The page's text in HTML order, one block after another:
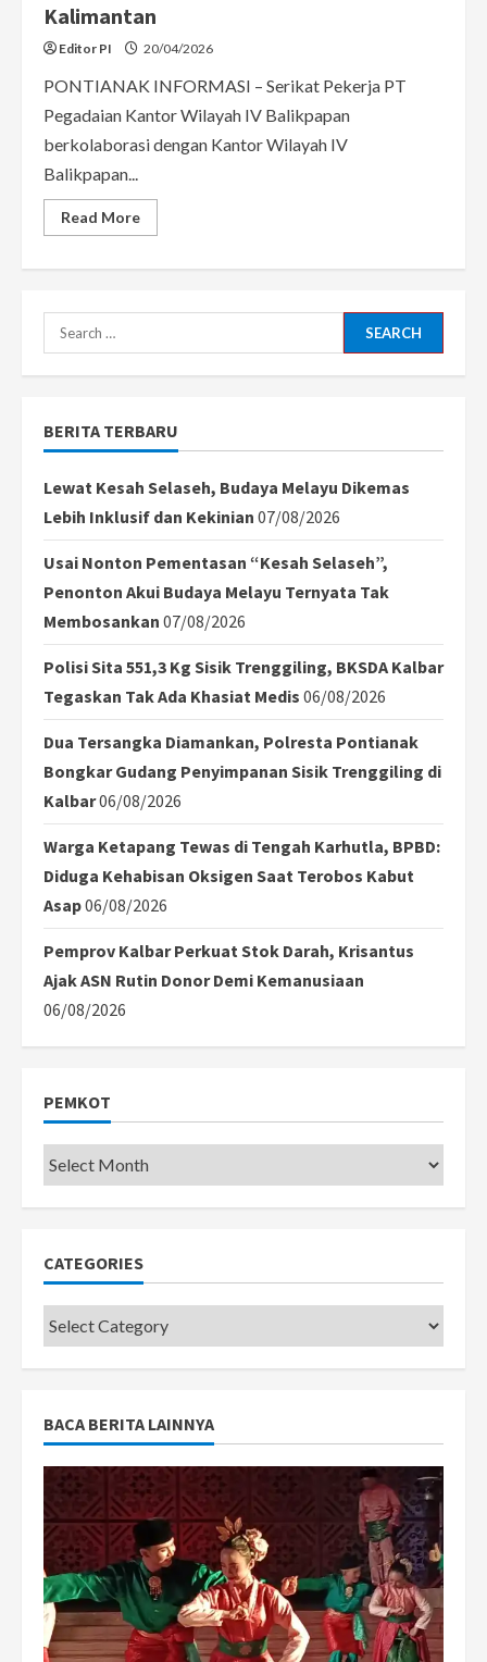
Kalimantan
Editor PI 20/04/2026
PONTIANAK INFORMASI – Serikat Pekerja PT
Pegadaian Kantor Wilayah IV Balikpapan
berkolaborasi dengan Kantor Wilayah IV
Balikpapan...
Read MoreRead
more
Pekan
Wilayah
Search
for:
BERITA TERBARU
Lewat Kesah Selaseh, Budaya Melayu Dikemas
Lebih Inklusif dan Kekinian 07/08/2026
Usai Nonton Pementasan “Kesah Selaseh”,
Penonton Akui Budaya Melayu Ternyata Tak
Membosankan 07/08/2026
Polisi Sita 551,3 Kg Sisik Trenggiling, BKSDA Kalbar
Tegaskan Tak Ada Khasiat Medis 06/08/2026
Dua Tersangka Diamankan, Polresta Pontianak
Bongkar Gudang Penyimpanan Sisik Trenggiling di
Kalbar06/08/2026
Warga Ketapang Tewas di Tengah Karhutla, BPBD:
Diduga Kehabisan Oksigen Saat Terobos Kabut
Asap06/08/2026
Pemprov Kalbar Perkuat Stok Darah, Krisantus
Ajak ASN Rutin Donor Demi Kemanusiaan
06/08/2026
PEMKOT
Pemkot
CATEGORIES
Categories
BACA BERITA LAINNYA